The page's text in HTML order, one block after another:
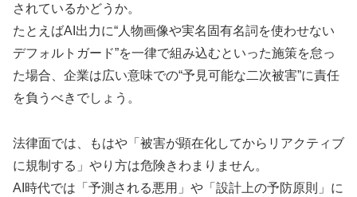
されているかどうか。
たとえばAI出力に“人物画像や実名固有名詞を使わせない
デフォルトガード”を一律で組み込むといった施策を怠っ
た場合、企業は広い意味での“予見可能な二次被害”に責任
を負うべきでしょう。
法律面では、もはや「被害が顕在化してからリアクティブ
に規制する」やり方は危険きわまりません。
AI時代では「予測される悪用」や「設計上の予防原則」に